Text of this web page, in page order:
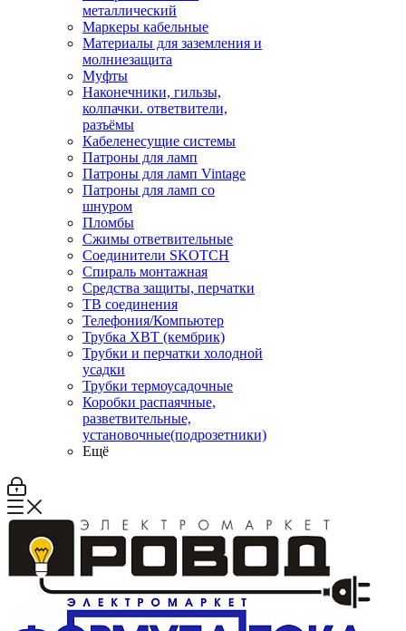
металлический
Маркеры кабельные
Материалы для заземления и
молниезащита
Муфты
Наконечники, гильзы,
колпачки. ответвители,
разъёмы
Кабеленесущие системы
Патроны для ламп
Патроны для ламп Vintage
Патроны для ламп со
шнуром
Пломбы
Сжимы ответвительные
Соединители SKOTCH
Спираль монтажная
Средства защиты, перчатки
ТВ соединения
Телефония/Компьютер
Трубка ХВТ (кембрик)
Трубки и перчатки холодной
усадки
Трубки термоусадочные
Коробки распаячные,
разветвительные,
установочные(подрозетники)
Ещё